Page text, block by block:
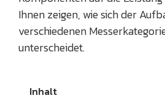
Ihnen zeigen, wie sich der
verschiedenen
unterscheidet.
Inhalt